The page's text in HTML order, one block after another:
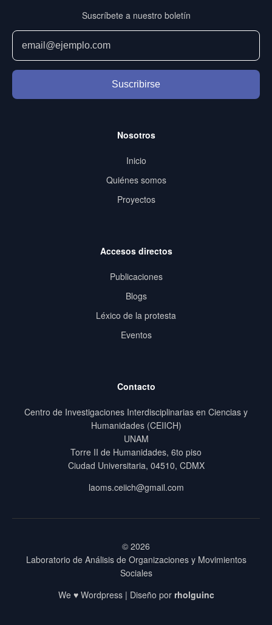
Suscríbete a nuestro boletín
Suscribirse
Nosotros
Inicio
Quiénes somos
Proyectos
Accesos directos
Publicaciones
Blogs
Léxico de la protesta
Eventos
Contacto
Centro de Investigaciones Interdisciplinarias en Ciencias y
Humanidades (CEIICH)
UNAM
Torre II de Humanidades, 6to piso
Ciudad Universitaria, 04510, CDMX
laoms.ceiich@gmail.com
© 2026
Laboratorio de Análisis de Organizaciones y Movimientos
Sociales
We ♥ Wordpress | Diseño por rholguinc